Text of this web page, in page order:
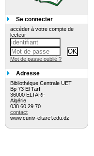
Se connecter
accéder à votre compte de
lecteur
Mot de passe oublié ?
Adresse
Bibliothèque Centrale UET
Bp 73 El Tarf
36000 ELTARF
Algérie
038 60 29 70
contact
www.cuniv-eltaref.edu.dz